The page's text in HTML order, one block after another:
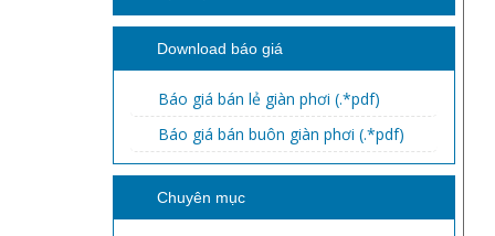
Download báo giá
Báo giá bán lẻ giàn phơi (.*pdf)
Báo giá bán buôn giàn phơi (.*pdf)
Chuyên mục